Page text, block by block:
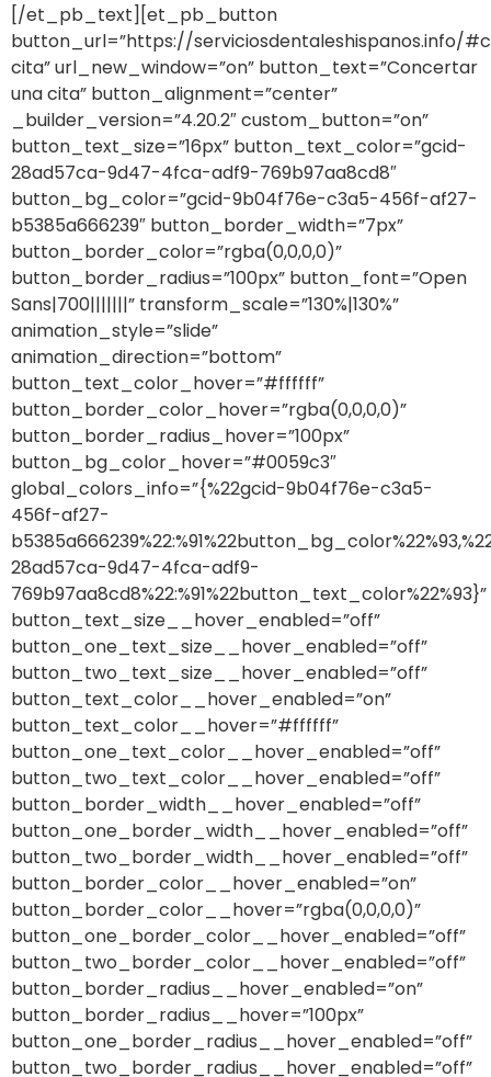
[/et_pb_text][et_pb_button
button_url=”https://serviciosdentaleshispanos.info/
cita” url_new_window=”on” button_text=”Concertar
una cita” button_alignment=”center”
_builder_version=”4.20.2″ custom_button=”on”
button_text_size=”16px” button_text_color=”gcid-
28ad57ca-9d47-4fca-adf9-769b97aa8cd8″
button_bg_color=”gcid-9b04f76e-c3a5-456f-af27-
b5385a666239″ button_border_width=”7px”
button_border_color=”rgba(0,0,0,0)”
button_border_radius=”100px” button_font=”Open
Sans|700|||||||” transform_scale=”130%|130%”
animation_style=”slide”
animation_direction=”bottom”
button_text_color_hover=”#ffffff”
button_border_color_hover=”rgba(0,0,0,0)”
button_border_radius_hover=”100px”
button_bg_color_hover=”#0059c3″
global_colors_info=”{%22gcid-9b04f76e-c3a5-
456f-af27-
28ad57ca-9d47-4fca-adf9-
769b97aa8cd8%22:%91%22button_text_color%22%93}”
button_text_size__hover_enabled=”off”
button_one_text_size__hover_enabled=”off”
button_two_text_size__hover_enabled=”off”
button_text_color__hover_enabled=”on”
button_text_color__hover=”#ffffff”
button_one_text_color__hover_enabled=”off”
button_two_text_color__hover_enabled=”off”
button_border_width__hover_enabled=”off”
button_one_border_width__hover_enabled=”off”
button_two_border_width__hover_enabled=”off”
button_border_color__hover_enabled=”on”
button_border_color__hover=”rgba(0,0,0,0)”
button_one_border_color__hover_enabled=”off”
button_two_border_color__hover_enabled=”off”
button_border_radius__hover_enabled=”on”
button_border_radius__hover=”100px”
button_one_border_radius__hover_enabled=”off”
button_two_border_radius__hover_enabled=”off”